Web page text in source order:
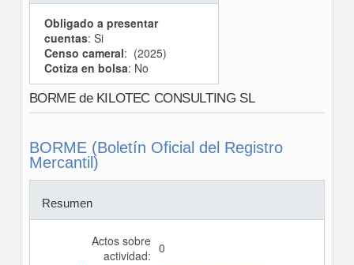
Obligado a presentar
cuentas: Si
Censo cameral: (2025)
Cotiza en bolsa: No
BORME de KILOTEC CONSULTING SL
BORME (Boletín Oficial del Registro
Mercantil)
Resumen
Actos sobre
actividad: 0